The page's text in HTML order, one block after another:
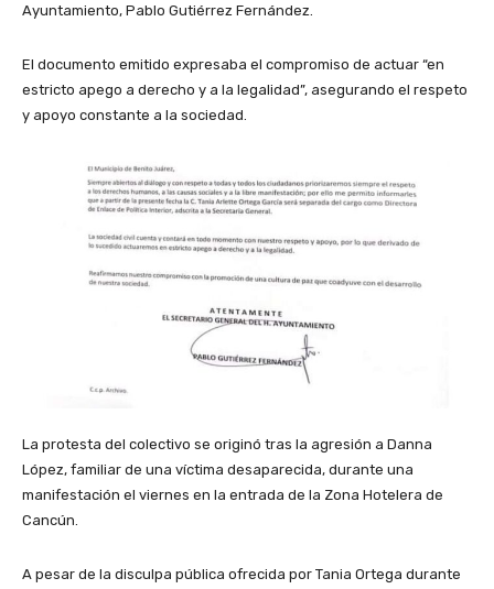
Ayuntamiento, Pablo Gutiérrez Fernández.
El documento emitido expresaba el compromiso de actuar “en
estricto apego a derecho y a la legalidad”, asegurando el respeto
y apoyo constante a la sociedad.
La protesta del colectivo se originó tras la agresión a Danna
López, familiar de una víctima desaparecida, durante una
manifestación el viernes en la entrada de la Zona Hotelera de
Cancún.
A pesar de la disculpa pública ofrecida por Tania Ortega durante